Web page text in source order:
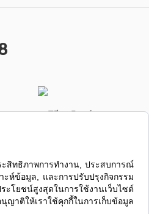
ลุมพินี เรสซิเดนซ์ สาทร
ส่ง
ะห์ข้อมูล, และการปรับปรุงกิจกรรม
ะโยชน์สูงสุดในการใช้งานเว็บไซต์
าติให้เราใช้คุกกี้ในการเก็บข้อมูล